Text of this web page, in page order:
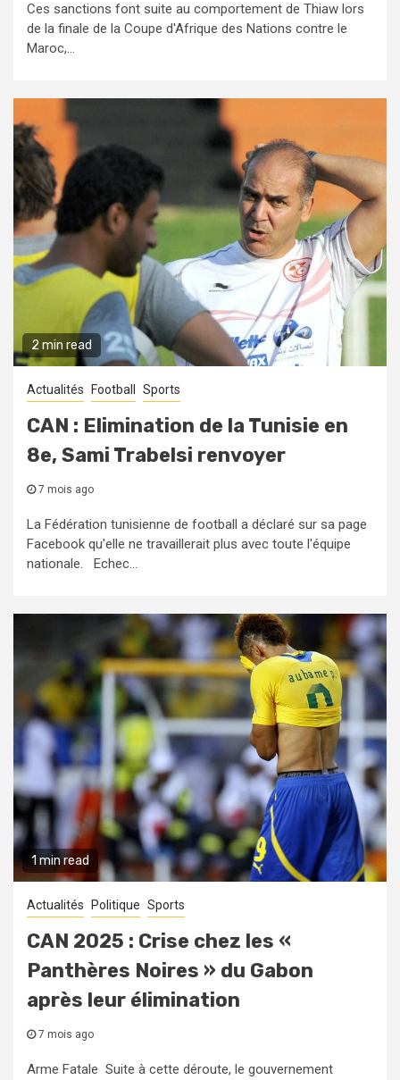
Ces sanctions font suite au comportement de Thiaw lors
de la finale de la Coupe d'Afrique des Nations contre le
Maroc,...
2 min read
Actualités Football Sports
CAN : Elimination de la Tunisie en
8e, Sami Trabelsi renvoyer
7 mois ago
La Fédération tunisienne de football a déclaré sur sa page
Facebook qu'elle ne travaillerait plus avec toute l'équipe
nationale. Echec...
1 min read
Actualités Politique Sports
CAN 2025 : Crise chez les «
Panthères Noires » du Gabon
après leur élimination
7 mois ago
Arme Fatale Suite à cette déroute, le gouvernement